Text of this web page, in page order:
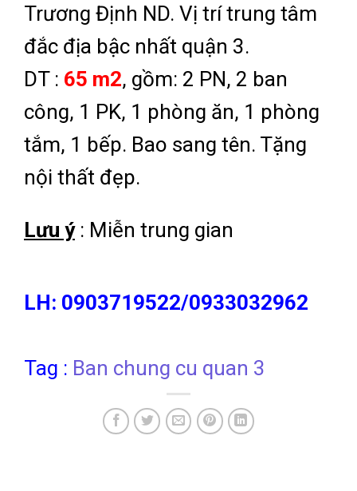
Trương Định ND. Vị trí trung tâm
đắc địa bậc nhất quận 3.
DT : 65 m2, gồm: 2 PN, 2 ban
công, 1 PK, 1 phòng ăn, 1 phòng
tắm, 1 bếp. Bao sang tên. Tặng
nội thất đẹp.
Lưu ý: Miễn trung gian
LH: 0903719522/0933032962
Tag : Ban chung cu quan 3